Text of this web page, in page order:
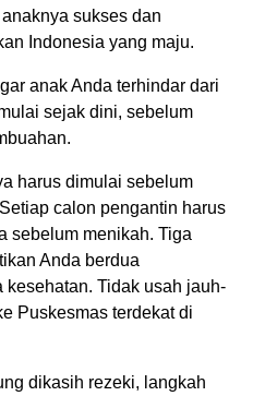
sukses dan
Indonesia yang maju.
anak Anda terhindar dari
sejak dini, sebelum
harus dimulai sebelum
calon pengantin harus
sebelum menikah. Tiga
Anda berdua
kesehatan. Tidak usah jauh-
Puskesmas terdekat di
dikasih rezeki, langkah